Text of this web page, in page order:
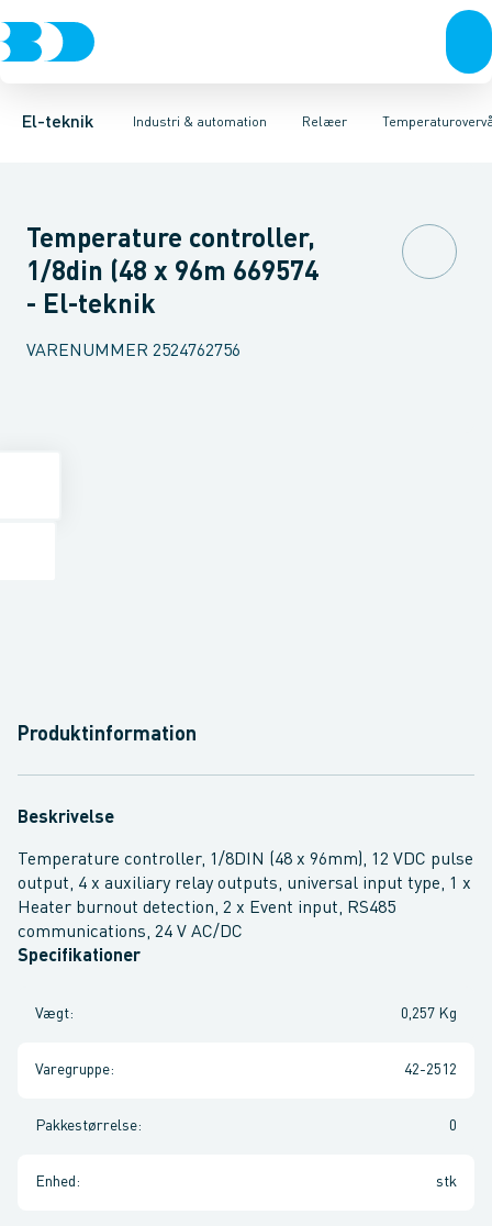
El-teknik Industri & automation
Afbrydere, stikkontakter & lampeudtagForgreningsmateriel
Relæer
Industristiksystemer Frekvensomformere og softstartere
TidsrelæTemperaturovervågningsrelæ
Temperature controller,
1/8din (48 x 96m 669574
- El-teknik
VARENUMMER 2524762756
Produktinformation
Beskrivelse
Temperature controller, 1/8DIN (48 x 96mm), 12 VDC pulse
output, 4 x auxiliary relay outputs, universal input type, 1 x
Heater burnout detection, 2 x Event input, RS485
communications, 24 V AC/DC
Specifikationer
Vægt: 0,257 Kg
Varegruppe: 42-2512
Pakkestørrelse: 0
Enhed : stk